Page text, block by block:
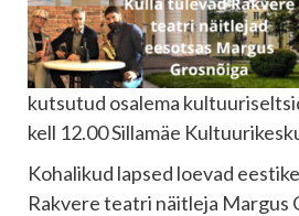
kutsutud osalema
kell 12.00 Sillamäe
Kohalikud lapsed loevad
Rakvere teatri näitleja Margus